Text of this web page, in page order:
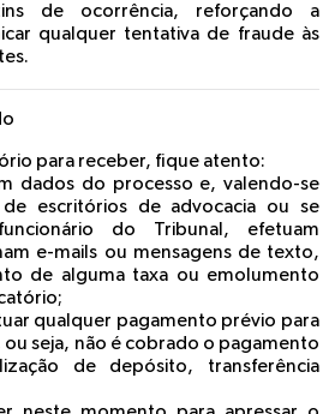
de ocorrência, reforçando a
qualquer tentativa de fraude às
para receber, fique atento:
dados do processo e, valendo-se
escritórios de advocacia ou se
do Tribunal, efetuam
e-mails ou mensagens de texto,
de alguma taxa ou emolumento
qualquer pagamento prévio para
seja, não é cobrado o pagamento
de depósito, transferência